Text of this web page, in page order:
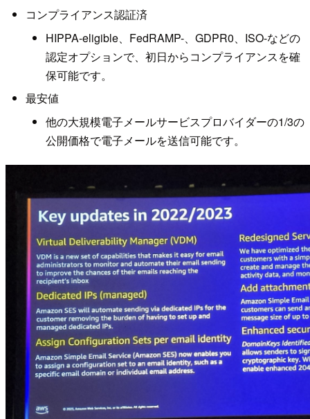
コンプライアンス認証済
HIPPA-eligible、FedRAMP-、GDPR0、ISO-などの
認定オプションで、初日からコンプライアンスを確
保可能です。
最安値
他の大規模電子メールサービスプロバイダーの1/3の
公開価格で電子メールを送信可能です。